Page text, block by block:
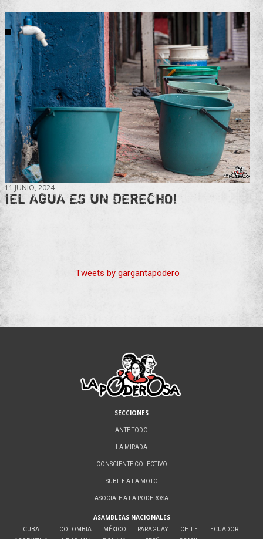
11 JUNIO, 2024
¡EL AGUA ES UN DERECHO!
Tweets by gargantapodero
SECCIONES
ANTE TODO
LA MIRADA
CONSCIENTE COLECTIVO
SUBITE A LA MOTO
ASOCIATE A LA PODEROSA
ASAMBLEAS NACIONALES
CUBA
COLOMBIA
MÉXICO
PARAGUAY
CHILE
ECUADOR